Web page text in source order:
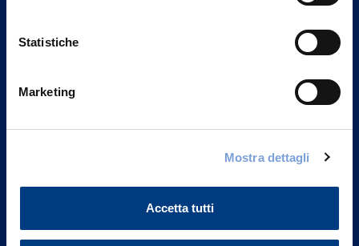
Statistiche
Marketing
Mostra dettagli
Accetta tutti
Vittoria Assicurazioni S.p.A.
Governance